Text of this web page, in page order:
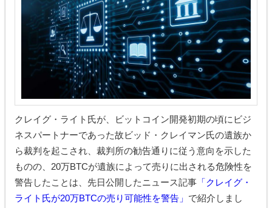
クレイグ・ライト氏が、ビットコイン開発初期の頃にビジ
ネスパートナーであった故ビッド・クレイマン氏の遺族か
ら裁判を起こされ、裁判所の勧告通りに従う意向を示した
ものの、20万BTCが遺族によって売りに出される危険性を
警告したことは、先日公開したニュース記事「クレイグ・
ライト氏が20万BTCの売り可能性を警告」 で紹介しまし